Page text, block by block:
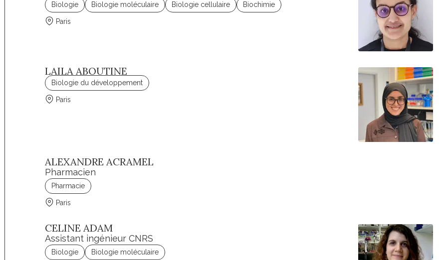
Biologie Biologie moléculaire Biologie cellulaire Biochimie
Paris
LAILA ABOUTINE
Biologie du développement
Paris
ALEXANDRE ACRAMEL
Pharmacien
Pharmacie
Paris
CELINE ADAM
Assistant ingénieur CNRS
Biologie Biologie moléculaire